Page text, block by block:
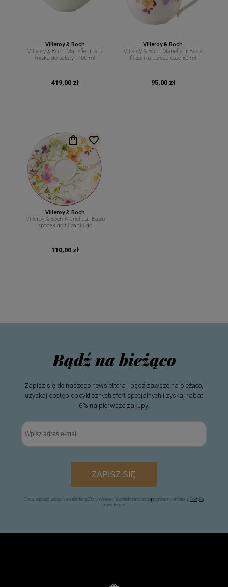
Villeroy & Boch
Villeroy & Boch Mariefleur Gris
miska do sałaty 1100 ml
419,00 zł
Villeroy & Boch
Villeroy & Boch Mariefleur Basic
filiżanka do espresso 80 ml
95,00 zł
Villeroy & Boch
Villeroy & Boch Mariefleur Basic
spodek do filiżanki do
110,00 zł
Bądź na bieżąco
Zapisz się do naszego newslettera i bądź zawsze na bieżąco,
uzyskaj dostęp do cyklicznych ofert specjalnych i zyskaj rabat
6% na pierwsze zakupy.
ZAPISZ SIĘ
Chcę zapisać się do Newslettera Złoty Widelec i oświadczam, że zapoznałem / am się z Polityką
Prywatności